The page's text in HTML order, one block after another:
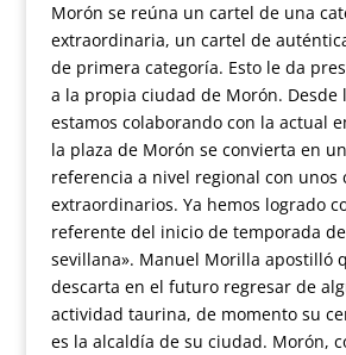
Morón se reúna un cartel de una
extraordinaria, un cartel de
de primera categoría. Esto le da
a la propia ciudad de Morón. Desde
estamos colaborando con la actual
la plaza de Morón se convierta en
referencia a nivel regional con unos
extraordinarios. Ya hemos logrado
referente del inicio de temporada
sevillana». Manuel Morilla apostilló
descarta en el futuro regresar de
actividad taurina, de momento su
es la alcaldía de su ciudad. Morón,